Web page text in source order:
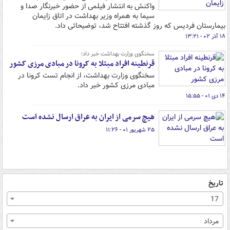
واکنش به انتشار فیلمی از حضور خبرنگار صدا و
سیما به همراه وزیر بهداشت در اتاق زایمان
بیمارستان فردیس که روز گذشته افتتاح شد، توضیحاتی داد.
۱۸ آذر ۰۲ - ۱۳:۲۱
سخنگوی وزارت بهداشت خبر داد؛
قرنطینه افراد مبتلا به کرونا در مبادی مرزی کشور
سخنگوی وزارت بهداشت، از انجام تست کرونا در
مبادی مرزی کشور خبر داد.
۱۴ دی ۰۱ - ۱۵:۵۵
هیچ سرمی از ایران به عراق ارسال نشده است
۲۵ شهریور ۰۱ - ۱۱:۲۶
تاریخ
17
مرداد